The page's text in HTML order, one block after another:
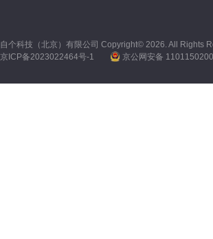
自个科技（北京）有限公司 Copyright© 2026. All Rights
京ICP备2023022464号-1
京公网安备